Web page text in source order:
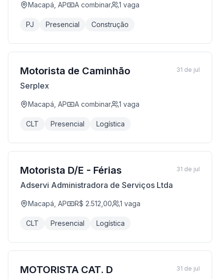
Macapá, AP A combinar 1 vaga
PJ Presencial Construção
Motorista de Caminhão
Serplex
Macapá, AP A combinar 1 vaga
CLT Presencial Logística
31 de jul
Motorista D/E - Férias
Adservi Administradora de Serviços Ltda
Macapá, AP R$ 2.512,00 1 vaga
CLT Presencial Logística
31 de jul
MOTORISTA CAT. D 31 de jul